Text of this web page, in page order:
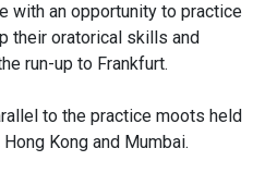
with an opportunity to practice
their oratorical skills and
run-up to Frankfurt.
to the practice moots held
Kong and Mumbai.